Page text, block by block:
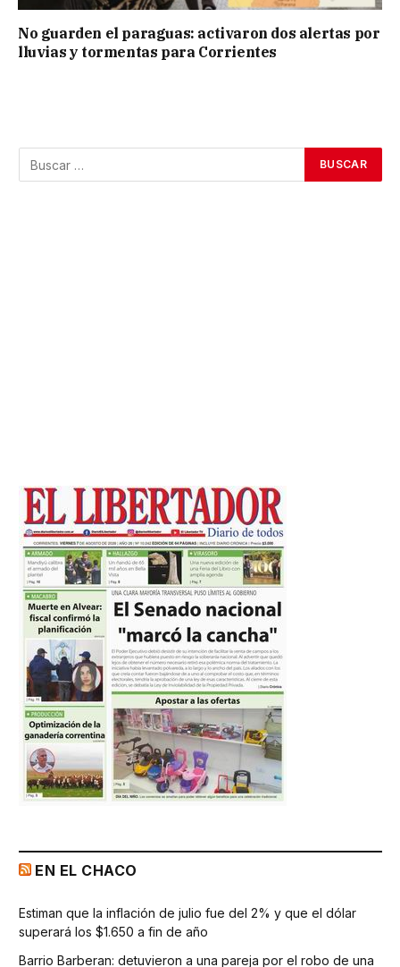
No guarden el paraguas: activaron dos alertas por
lluvias y tormentas para Corrientes
EN EL CHACO
Estiman que la inflación de julio fue del 2% y que el dólar
superará los $1.650 a fin de año
Barrio Barberan: detuvieron a una pareja por el robo de una